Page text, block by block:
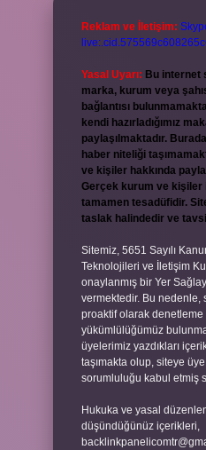
Reklam ve İletişim:
Yasal Uyarı: Bu internet
marka, kurum veya
bağlantısı
kendi hazırladığımız
paylaşılmaktadır.
haber niteliği
ve kişiler hakkında
Gerçek kurum ve
tamamen tesadüfidir.
taslak halindedir ve
Sitemiz, 5651 Sayılı
Teknolojileri ve İletişim
onaylanmış bir Yer
vermektedir. Bu nedenle,
proaktif olarak denetleme
yükümlülüğümüz
üyelerimiz yazdıkları
taşımakta olup, siteye
sorumluluğu kabul etmiş
Hukuka ve yasal
düşündüğünüz içerikleri,